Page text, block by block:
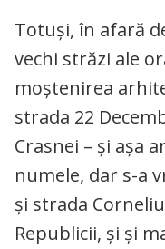
Totuși, în afară
vechi străzi ale
moștenirea
strada 22
Crasnei – și așa
numele, dar s-a
și strada
Republicii, și și